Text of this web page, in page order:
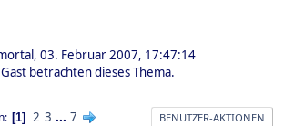
03. Februar 2007, 17:47:14
betrachten dieses Thema.
1 2 3 ... 7 BENUTZER-AKTIONEN